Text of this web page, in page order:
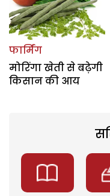
फार्मिंग
मोरिंगा खेती से बढ़ेगी
किसान की आय